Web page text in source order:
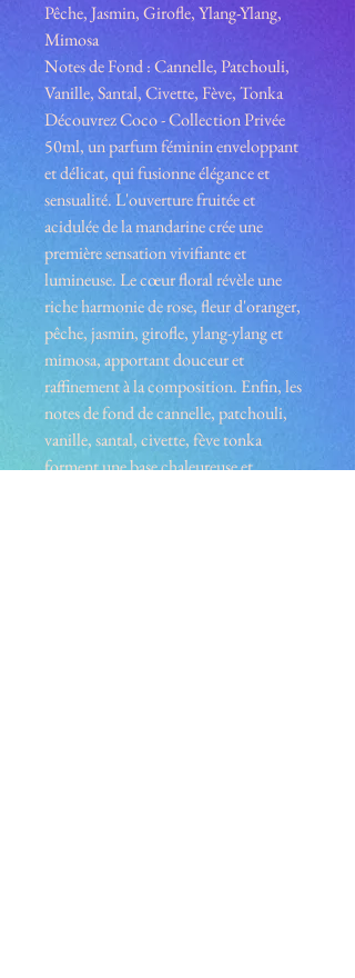
Pêche, Jasmin, Girofle, Ylang-Ylang,
Mimosa
Notes de Fond : Cannelle, Patchouli,
Vanille, Santal, Civette, Fève, Tonka
Découvrez Coco - Collection Privée
50ml, un parfum féminin enveloppant
et délicat, qui fusionne élégance et
sensualité. L'ouverture fruitée et
acidulée de la mandarine crée une
première sensation vivifiante et
lumineuse. Le cœur floral révèle une
riche harmonie de rose, fleur d'oranger,
pêche, jasmin, girofle, ylang-ylang et
mimosa, apportant douceur et
raffinement à la composition. Enfin, les
notes de fond de cannelle, patchouli,
vanille, santal, civette, fève tonka
forment une base chaleureuse et